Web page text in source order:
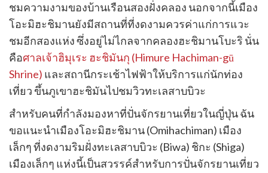
ชมความงามของบ้านเรือนสองฝั่งคลอง นอกจากนี้เมือง
โอะมิฮะชิมานยังมีสถานที่ที่งดงามควรค่าแก่การแวะ
ชมอีกสองแห่ง ซึ่งอยู่ไม่ไกลจากคลองฮะชิมานโบะริ นั่น
คือศาลเจ้าฮิมุเระ ฮะชิมันกุ (Himure Hachiman-gū
Shrine) และสถานีกระเช้าไฟฟ้าให้บริการแก่นักท่อง
เที่ยว ขึ้นภูเขาฮะชิมันไปชมวิวทะเลสาบบิวะ
สำหรับคนที่กำลังมองหาที่ปั่นจักรยานเที่ยวในญี่ปุ่น ฉัน
ขอแนะนำเมืองโอะมิฮะชิมาน (Omihachiman) เมือง
เล็กๆ ที่งดงามริมฝั่งทะเลสาบบิวะ (Biwa) ชิกะ (Shiga)
เมืองเล็กๆ แห่งนี้เป็นสวรรค์สำหรับการปั่นจักรยานเที่ยว